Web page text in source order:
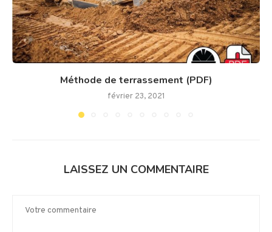
Méthode de terrassement (PDF)
février 23, 2021
LAISSEZ UN COMMENTAIRE